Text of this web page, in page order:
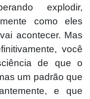
explodir,
como eles
acontecer. Mas
você
de que o
um padrão que
e que